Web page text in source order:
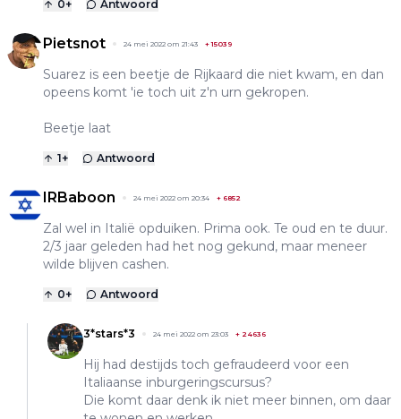
0+ Antwoord
Pietsnot 24 mei 2022 om 21:43 +15039
Suarez is een beetje de Rijkaard die niet kwam, en dan
opeens komt 'ie toch uit z'n urn gekropen.
Beetje laat
1+ Antwoord
IRBaboon 24 mei 2022 om 20:34 + 6852
Zal wel in Italië opduiken. Prima ook. Te oud en te duur.
2/3 jaar geleden had het nog gekund, maar meneer
wilde blijven cashen.
0+ Antwoord
3*stars*3 24 mei 2022 om 23:03 + 24636
Hij had destijds toch gefraudeerd voor een
Italiaanse inburgeringscursus?
Die komt daar denk ik niet meer binnen, om daar